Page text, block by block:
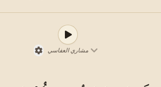
مشاري العفاسي